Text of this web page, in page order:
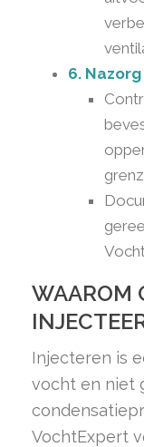
6.
WAAROM
Injecteren is
vocht en niet
VochtExpert